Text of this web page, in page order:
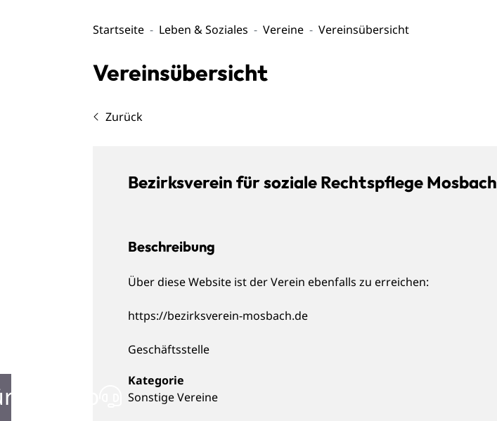
Startseite Leben & Soziales Vereine Vereinsübersicht
Vereinsübersicht
Zurück
Bezirksverein für soziale Rechtspflege Mosbach
Beschreibung
Über diese Website ist der Verein ebenfalls zu erreichen:
https://bezirksverein-mosbach.de
Geschäftsstelle
Sonstige Vereine